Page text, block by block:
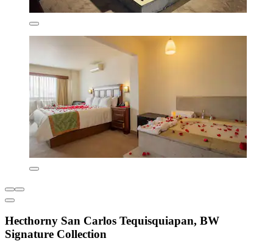
Hecthorny San Carlos Tequisquiapan, BW
Signature Collection